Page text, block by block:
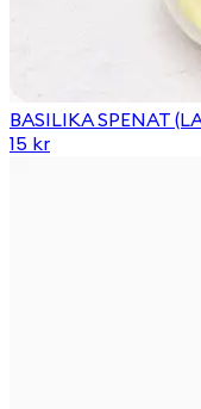
BASILIKA SPENAT
15 kr